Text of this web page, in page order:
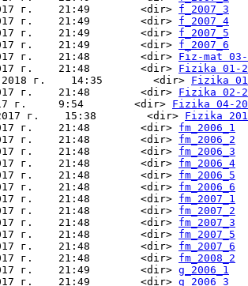
г.    21:49        <dir>
f_2007_3
г.    21:49        <dir>
f_2007_4
г.    21:49        <dir>
f_2007_5
г.    21:49        <dir>
f_2007_6
г.    21:48        <dir>
Fiz-mat 03-
г.    21:48        <dir>
Fizika 01-
г.    14:35        <dir>
Fizika
г.    21:48        <dir>
Fizika 02-
г.     9:54        <dir>
Fizika 04-
г.    15:38        <dir>
Fizika
г.    21:48        <dir>
fm_2006_1
г.    21:48        <dir>
fm_2006_2
г.    21:48        <dir>
fm_2006_3
г.    21:48        <dir>
fm_2006_4
г.    21:48        <dir>
fm_2006_5
г.    21:48        <dir>
fm_2006_6
г.    21:48        <dir>
fm_2007_1
г.    21:48        <dir>
fm_2007_2
г.    21:48        <dir>
fm_2007_3
г.    21:48        <dir>
fm_2007_5
г.    21:48        <dir>
fm_2007_6
г.    21:48        <dir>
fm_2008_2
г.    21:49        <dir>
g_2006_1
г.    21:49        <dir>
g_2006_3